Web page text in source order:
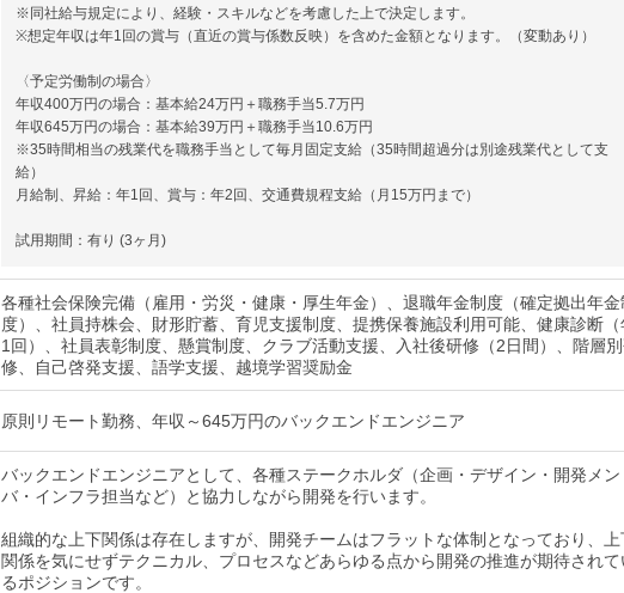
※同社給与規定により、経験・スキルなどを考慮した上で決定します。
※想定年収は年1回の賞与（直近の賞与係数反映）を含めた金額となります。（変動あり）
〈予定労働制の場合〉
年収400万円の場合：基本給24万円＋職務手当5.7万円
年収645万円の場合：基本給39万円＋職務手当10.6万円
※35時間相当の残業代を職務手当として毎月固定支給（35時間超過分は別途残業代として支
給）
月給制、昇給：年1回、賞与：年2回、交通費規程支給（月15万円まで）
試用期間：有り (3ヶ月)
各種社会保険完備（雇用・労災・健康・厚生年金）、退職年金制度（確定拠出年金
度）、社員持株会、財形貯蓄、育児支援制度、提携保養施設利用可能、健康診断（
1回）、社員表彰制度、懸賞制度、クラブ活動支援、入社後研修（2日間）、階層
修、自己啓発支援、語学支援、越境学習奨励金
原則リモート勤務、年収～645万円のバックエンドエンジニア
バックエンドエンジニアとして、各種ステークホルダ（企画・デザイン・開発メン
バ・インフラ担当など）と協力しながら開発を行います。
組織的な上下関係は存在しますが、開発チームはフラットな体制となっており、上
関係を気にせずテクニカル、プロセスなどあらゆる点から開発の推進が期待されて
るポジションです。